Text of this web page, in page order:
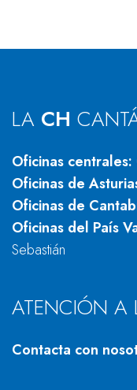
LA CH
Oficinas centrales:
Oficinas de
Oficinas de
Oficinas del País
Sebastián
ATENCIÓN A
Contacta con